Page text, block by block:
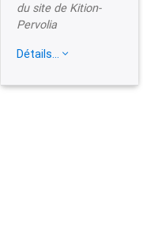
du site de Kition-
Pervolia
Détails...